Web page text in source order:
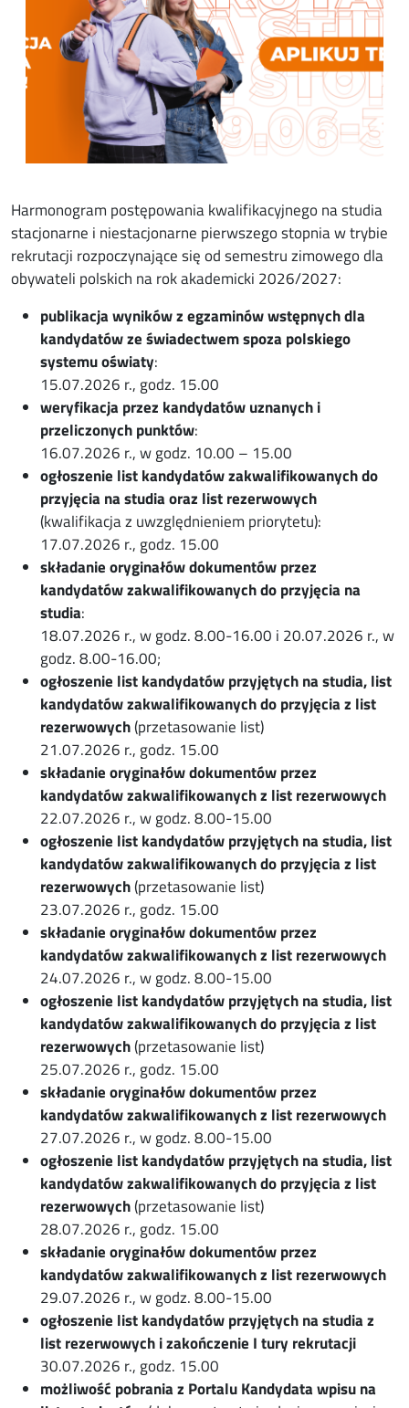
Harmonogram postępowania kwalifikacyjnego na studia
stacjonarne i niestacjonarne pierwszego stopnia w trybie
rekrutacji rozpoczynające się od semestru zimowego dla
obywateli polskich na rok akademicki 2026/2027:
publikacja wyników z egzaminów wstępnych dla
kandydatów ze świadectwem spoza polskiego
systemu oświaty:
15.07.2026 r., godz. 15.00
weryfikacja przez kandydatów uznanych i
przeliczonych punktów:
16.07.2026 r., w godz. 10.00 – 15.00
ogłoszenie list kandydatów zakwalifikowanych do
przyjęcia na studia oraz list rezerwowych
(kwalifikacja z uwzględnieniem priorytetu):
17.07.2026 r., godz. 15.00
składanie oryginałów dokumentów przez
kandydatów zakwalifikowanych do przyjęcia na
studia:
18.07.2026 r., w godz. 8.00-16.00 i 20.07.2026 r., w
godz. 8.00-16.00;
ogłoszenie list kandydatów przyjętych na studia, list
kandydatów zakwalifikowanych do przyjęcia z list
rezerwowych(przetasowanie list)
21.07.2026 r., godz. 15.00
składanie oryginałów dokumentów przez
kandydatów zakwalifikowanych z list rezerwowych
22.07.2026 r., w godz. 8.00-15.00
ogłoszenie list kandydatów przyjętych na studia, list
kandydatów zakwalifikowanych do przyjęcia z list
rezerwowych(przetasowanie list)
23.07.2026 r., godz. 15.00
składanie oryginałów dokumentów przez
kandydatów zakwalifikowanych z list rezerwowych
24.07.2026 r., w godz. 8.00-15.00
ogłoszenie list kandydatów przyjętych na studia, list
kandydatów zakwalifikowanych do przyjęcia z list
rezerwowych(przetasowanie list)
25.07.2026 r., godz. 15.00
składanie oryginałów dokumentów przez
kandydatów zakwalifikowanych z list rezerwowych
27.07.2026 r., w godz. 8.00-15.00
ogłoszenie list kandydatów przyjętych na studia, list
kandydatów zakwalifikowanych do przyjęcia z list
rezerwowych(przetasowanie list)
28.07.2026 r., godz. 15.00
składanie oryginałów dokumentów przez
kandydatów zakwalifikowanych z list rezerwowych
29.07.2026 r., w godz. 8.00-15.00
ogłoszenie list kandydatów przyjętych na studia z
list rezerwowych i zakończenie I tury rekrutacji
30.07.2026 r., godz. 15.00
możliwość pobrania z Portalu Kandydata wpisu na